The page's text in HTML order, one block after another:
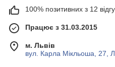
100% позитивних з 12
Працює з 31.03.2015
м. Львів
вул. Карла Мікльоша, 27,